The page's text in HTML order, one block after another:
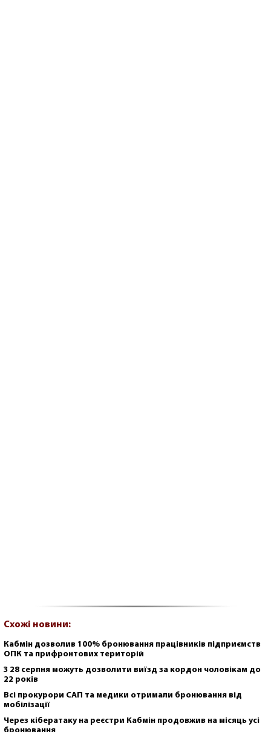
Схожі новини:
Кабмін дозволив 100% бронювання працівників підприємств
ОПК та прифронтових територій
З 28 серпня можуть дозволити виїзд за кордон чоловікам до
22 років
Всі прокурори САП та медики отримали бронювання від
мобілізації
Через кібератаку на реєстри Кабмін продовжив на місяць усі